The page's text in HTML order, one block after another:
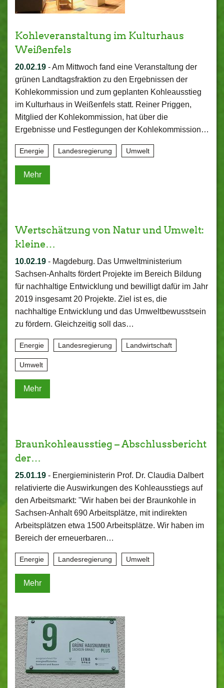
Kohleveranstaltung im Kulturhaus
Weißenfels
20.02.19 -Am Mittwoch fand eine Veranstaltung der
grünen Landtagsfraktion zu den Ergebnissen der
Kohlekommission und zum geplanten Kohleausstieg
im Kulturhaus in Weißenfels statt. Reiner Priggen,
Mitglied der Kohlekommission, hat über die
Ergebnisse und Festlegungen der Kohlekommission…
Energie Landesregierung Umwelt
Mehr
Wertschätzung von Natur und Umwelt:
kleine…
10.02.19 - Magdeburg. Das Umweltministerium
Sachsen-Anhalts fördert Projekte im Bereich Bildung
für nachhaltige Entwicklung und bewilligt dafür im Jahr
2019 insgesamt 20 Projekte. Ziel ist es, die
nachhaltige Entwicklung und das Umweltbewusstsein
zu fördern. Gleichzeitig soll das…
Energie Landesregierung Landwirtschaft
Umwelt
Mehr
Braunkohleausstieg – Abschlussbericht
der…
25.01.19 - Energieministerin Prof. Dr. Claudia Dalbert
relativierte die Auswirkungen des Kohleausstiegs auf
den Arbeitsmarkt: "Wir haben bei der Braunkohle in
Sachsen-Anhalt 690 Arbeitsplätze, mit indirekten
Arbeitsplätzen etwa 1500 Arbeitsplätze. Wir haben im
Bereich der erneuerbaren…
Energie Landesregierung Umwelt
Mehr